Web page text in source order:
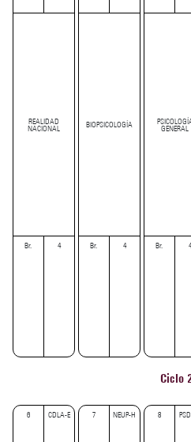
REALIDAD
NACIONAL
Br. 4
BIOPSICOLOGÍA
Br. 4
GENERAL
Br. 4
Ciclo
6 CDLA-E 7 NEUP-H 8